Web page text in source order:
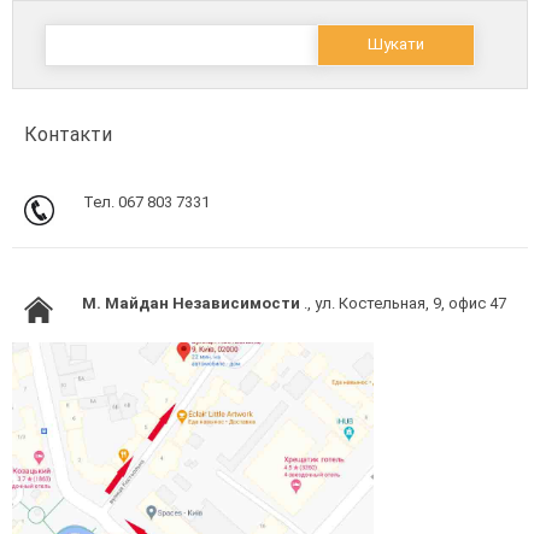
Пошук:
Контакти
Тел. 067 803 7331
M. Майдан Независимости ., ул. Костельная, 9, офис 47